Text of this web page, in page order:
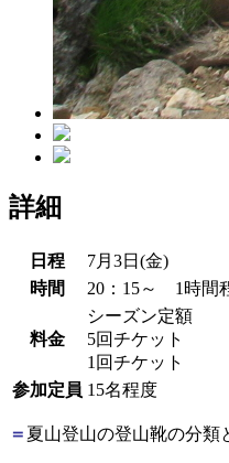
詳細
日程
7月3日(金)
時間
20：15～ 1時間
料金
シーズン定額
5回チケット
1回チケット
参加定員 15名程度
＝ 夏山登山の登山靴の分類